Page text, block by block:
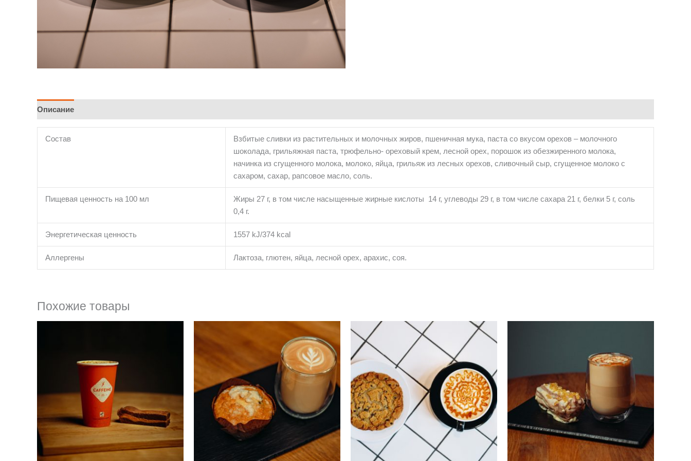
Описание
Состав
Взбитые сливки из растительных и молочных жиров, пшеничная мука, паста со вкусом орехов – молочного
шоколада, грильяжная паста, трюфельно- ореховый крем, лесной орех, порошок из обезжиренного молока,
начинка из сгущенного молока, молоко, яйца, грильяж из лесных орехов, сливочный сыр, сгущенное молоко с
сахаром, сахар, рапсовое масло, соль.
Пищевая ценность на 100 мл
Жиры 27 г, в том числе насыщенные жирные кислоты 14 г, углеводы 29 г, в том числе сахара 21 г, белки 5 г, соль
0,4 г.
Энергетическая ценность 1557 kJ/374 kcal
Аллергены Лактоза, глютен, яйца, лесной орех, арахис, соя.
Похожие товары